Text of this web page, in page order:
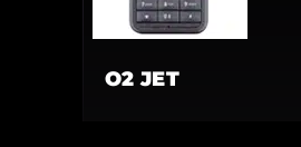
O2 JET